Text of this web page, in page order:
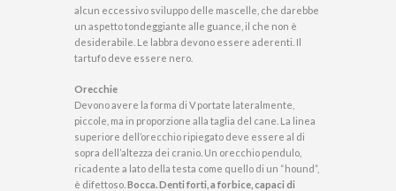
alcun eccessivo sviluppo delle mascelle, che darebbe
un aspetto tondeggiante alle guance, il che non è
desiderabile. Le labbra devono essere aderenti. Il
tartufo deve essere nero.
Orecchie
Devono avere la forma di V portate lateralmente,
piccole, ma in proporzione alla taglia del cane. La linea
superiore dell’orecchio ripiegato deve essere al di
sopra dell’altezza dei cranio. Un orecchio pendulo,
ricadente a lato della testa come quello di un “hound”,
è difettoso. Bocca. Denti forti, a forbice, capaci di